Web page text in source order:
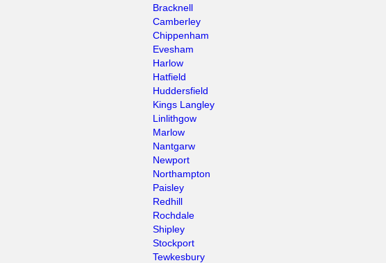
Bracknell
Camberley
Chippenham
Evesham
Harlow
Hatfield
Huddersfield
Kings Langley
Linlithgow
Marlow
Nantgarw
Newport
Northampton
Paisley
Redhill
Rochdale
Shipley
Stockport
Tewkesbury